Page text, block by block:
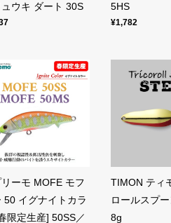
ュウキ ダート 30S
5HS
¥1,782
ーモ MOFE モフ
50 イグナイトカラ
限定生産] 50SS／
TIMON ティ
ロールスプ
8g